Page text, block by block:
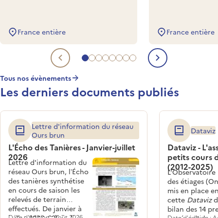
Aller à l'evénement à venir 1
Aller à l'evénement à venir 2
Aller à l'evénement à venir 3
Aller à l'evénement à venir 4
Aller à l'evénement à venir 5
Aller à l'evénement à venir 6
Aller à l'evénement à venir
Aller à l'evénement à
France entière France entière
Evénement à venir
Tous nos évènements
Les derniers documents publiés
L'Écho des Tanières - Janvier-juillet
2026
Lettre d'information du réseau
Ours brun
Lettre d'information du
réseau Ours brun, l’Écho
des tanières synthétise
en cours de saison les
relevés de terrain
effectués. De janvier à
Dataviz -
petits cours
(2012-2025)
Dataviz
des étiages
mis en place
cette Dataviz
bilan des 14